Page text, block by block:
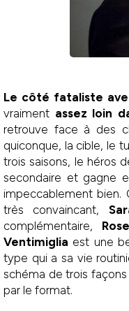
Le côté fataliste
vraiment assez loin
retrouve face à des
quiconque, la cible, le
trois saisons, le héros
secondaire et gagne
impeccablement bien.
très convaincant,
complémentaire,
Ventimiglia est une
type qui a sa vie
schéma de trois
par le format.